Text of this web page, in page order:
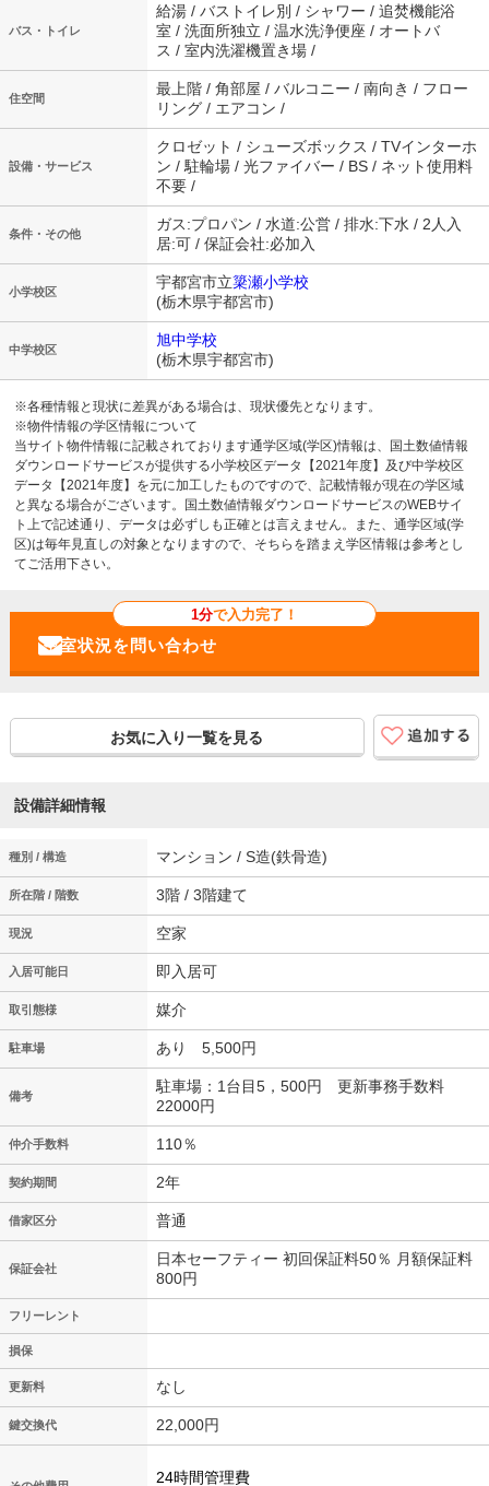
バス・トイレ
給湯 / バストイレ別 / シャワー / 追焚機能浴
室 / 洗面所独立 / 温水洗浄便座 / オートバ
ス / 室内洗濯機置き場 /
住空間
最上階 / 角部屋 / バルコニー / 南向き / フロー
リング / エアコン /
設備・サービス
クロゼット / シューズボックス / TVインターホ
ン / 駐輪場 / 光ファイバー / BS / ネット使用料
不要 /
条件・その他
ガス:プロパン / 水道:公営 / 排水:下水 / 2人入
居:可 / 保証会社:必加入
小学校区
宇都宮市立簗瀬小学校
(栃木県宇都宮市)
中学校区
旭中学校
(栃木県宇都宮市)
※各種情報と現状に差異がある場合は、現状優先となります。
※物件情報の学区情報について
当サイト物件情報に記載されております通学区域(学区)情報は、国土数値情報
ダウンロードサービスが提供する小学校区データ【2021年度】及び中学校区
データ【2021年度】を元に加工したものですので、記載情報が現在の学区域
と異なる場合がございます。国土数値情報ダウンロードサービスのWEBサイ
ト上で記述通り、データは必ずしも正確とは言えません。また、通学区域(学
区)は毎年見直しの対象となりますので、そちらを踏まえ学区情報は参考とし
てご活用下さい。
1分で入力完了！
お気に入り一覧を見る
設備詳細情報
種別 / 構造 マンション / S造(鉄骨造)
所在階 / 階数 3階 / 3階建て
現況 空家
入居可能日 即入居可
取引態様 媒介
駐車場 あり 5,500円
備考
駐車場：1台目5，500円 更新事務手数料
22000円
仲介手数料 110％
契約期間 2年
借家区分 普通
保証会社
日本セーフティー 初回保証料50％ 月額保証料
800円
フリーレント
損保
更新料 なし
鍵交換代 22,000円
24時間管理費